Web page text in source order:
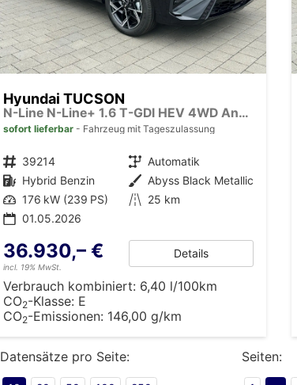
Hyundai TUCSON
N-Line N-Line+ 1.6 T-GDI HEV 4WD Android Auto*HUD*Navi*SHZ*Matrix*KRELL*3Z Klimaauto*Kamera*Keyless*E-Heck
sofort lieferbar Fahrzeug mit Tageszulassung
Fahrzeugnr. 39214 Getriebe Automatik
Kraftstoff Hybrid Benzin Außenfarbe Abyss Black Metallic
Leistung 176 kW (239 PS) Kilometerstand 25 km
01.05.2026
36.930,– €
incl. 19% MwSt.
Details
Verbrauch kombiniert: 6,40 l/100km
CO2-Klasse: E
CO2-Emissionen: 146,00 g/km
Datensätze pro Seite: Seiten: